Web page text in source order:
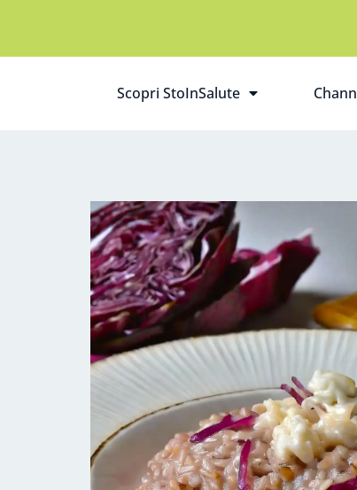
Apri il sottomenù
Scopri StoInSalute